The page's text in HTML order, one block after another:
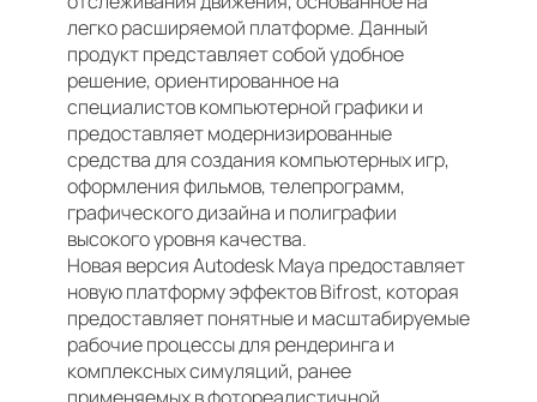
легко расширяемой платформе. Данный
продукт представляет собой удобное
решение, ориентированное на
специалистов компьютерной графики и
предоставляет модернизированные
средства для создания компьютерных игр,
оформления фильмов, телепрограмм,
графического дизайна и полиграфии
высокого уровня качества.
Новая версия Autodesk Maya предоставляет
новую платформу эффектов Bifrost, которая
предоставляет понятные и масштабируемые
рабочие процессы для рендеринга и
комплексных симуляций, ранее